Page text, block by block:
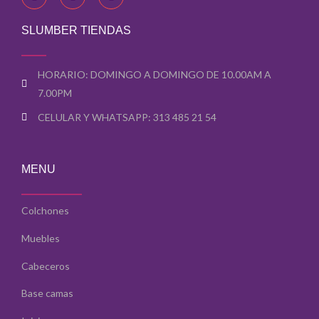
e
b
o
k
t
a
g
t
u
b
q
e
SLUMBER TIENDAS
HORARIO: DOMINGO A DOMINGO DE 10.00AM A
7.00PM
CELULAR Y WHATSAPP: 313 485 21 54
MENU
Colchones
Muebles
Cabeceros
Base camas